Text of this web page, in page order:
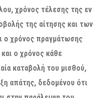
χρόνος τέλεσης της εν
της αίτησης και των
ο χρόνος πραγμάτωσης
ο χρόνος κάθε
καταβολή του μισθού,
απάτης, δεδομένου ότι